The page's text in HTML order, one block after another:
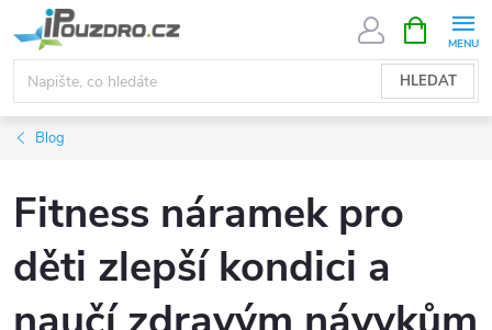
na
obsah
HLEDAT
NÁKUPNÍ
KOŠÍK
Blog
Fitness náramek pro
děti zlepší kondici a